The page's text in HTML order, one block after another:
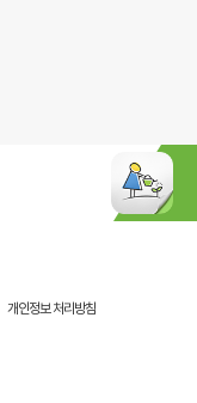
개인정보 처리방침